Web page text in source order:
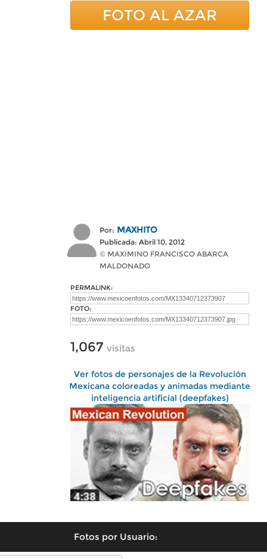
FOTO AL AZAR
Por: MAXHITO
Publicada: Abril 10, 2012
© MAXIMINO FRANCISCO ABARCA
MALDONADO
PERMALINK:
FOTO:
1,067 visitas
Ver fotos de personajes de la Revolución
Mexicana coloreadas y animadas mediante
inteligencia artificial (deepfakes)
Fotos por Usuario: